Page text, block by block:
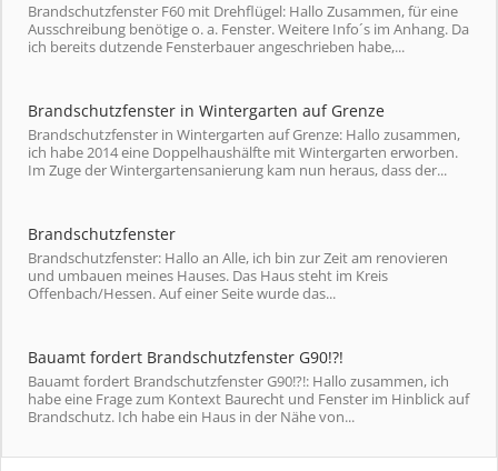
Brandschutzfenster F60 mit Drehflügel: Hallo Zusammen, für eine
Ausschreibung benötige o. a. Fenster. Weitere Info´s im Anhang. Da
ich bereits dutzende Fensterbauer angeschrieben habe,...
Brandschutzfenster in Wintergarten auf Grenze
Brandschutzfenster in Wintergarten auf Grenze: Hallo zusammen,
ich habe 2014 eine Doppelhaushälfte mit Wintergarten erworben.
Im Zuge der Wintergartensanierung kam nun heraus, dass der...
Brandschutzfenster
Brandschutzfenster: Hallo an Alle, ich bin zur Zeit am renovieren
und umbauen meines Hauses. Das Haus steht im Kreis
Offenbach/Hessen. Auf einer Seite wurde das...
Bauamt fordert Brandschutzfenster G90!?!
Bauamt fordert Brandschutzfenster G90!?!: Hallo zusammen, ich
habe eine Frage zum Kontext Baurecht und Fenster im Hinblick auf
Brandschutz. Ich habe ein Haus in der Nähe von...